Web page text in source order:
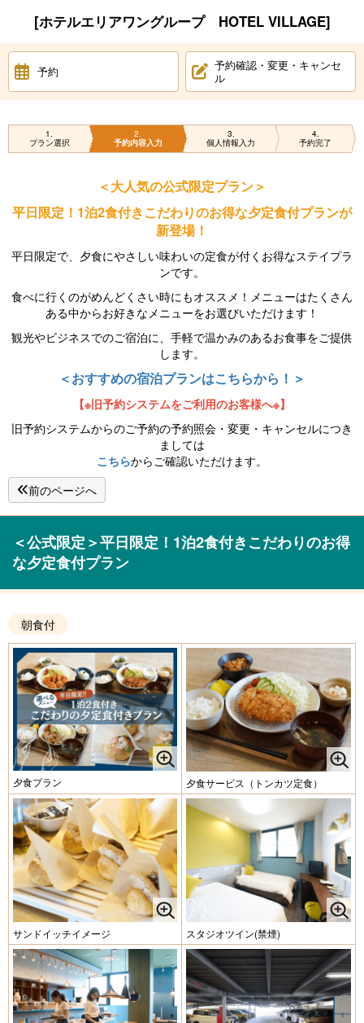
[ホテルエリアワングループ HOTEL VILLAGE]
予約
予約確認・変更・キャンセ
ル
1
プラン選択
2
予約内容入力
3
個人情報入力
4
予約完了
＜大人気の公式限定プラン＞
平日限定！1泊2食付きこだわりのお得な夕定食付プランが
新登場！
平日限定で、夕食にやさしい味わいの定食が付くお得なステイプラ
ンです。
食べに行くのがめんどくさい時にもオススメ！メニューはたくさん
ある中からお好きなメニューをお選びいただけます！
観光やビジネスでのご宿泊に、手軽で温かみのあるお食事をご提供
します。
＜おすすめの宿泊プランはこちらから！＞
【※旧予約システムをご利用のお客様へ※】
旧予約システムからのご予約の予約照会・変更・キャンセルにつき
ましては
こちらからご確認いただけます。
前のページへ
＜公式限定＞平日限定！1泊2食付きこだわりのお得
な夕定食付プラン
朝食付
夕食プラン 夕食サービス（トンカツ定食）
サンドイッチイメージ スタジオツイン(禁煙)